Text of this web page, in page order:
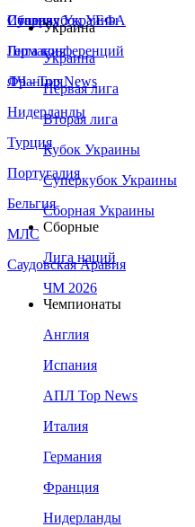
Сборная Украины
Италия
Германия
Франция
Нидерланды
Турция
Португалия
Бельгия
МЛС
Саудовская Аравия
Суперкубок УЕФА
Лига конференций
ЛЧ - Top News
Украина
Украина
Первая лига
Вторая лига
Кубок Украины
Суперкубок Украины
Сборная Украины
Сборные
Лига наций
ЧМ 2026
Чемпионаты
Англия
Испания
АПЛ Top News
Италия
Германия
Франция
Нидерланды